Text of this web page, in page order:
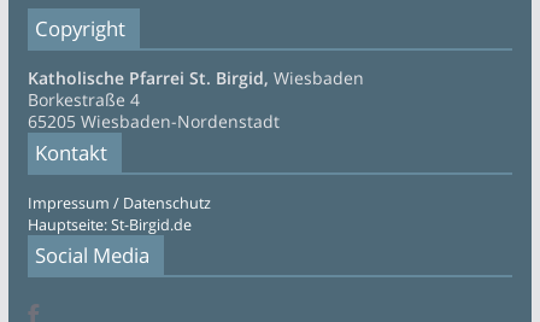
Copyright
Katholische Pfarrei St. Birgid, Wiesbaden
Borkestraße 4
65205 Wiesbaden-Nordenstadt
Kontakt
Impressum / Datenschutz
Hauptseite: St-Birgid.de
Social Media